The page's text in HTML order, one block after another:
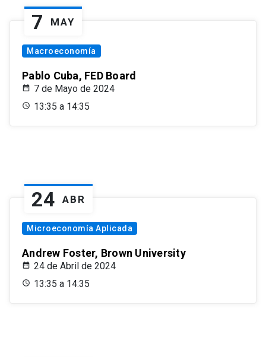
7 MAY
Macroeconomía
Pablo Cuba, FED Board
7 de Mayo de 2024
13:35 a 14:35
24 ABR
Microeconomía Aplicada
Andrew Foster, Brown University
24 de Abril de 2024
13:35 a 14:35